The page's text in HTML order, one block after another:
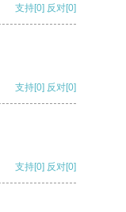
支持[0] 反对[0]
支持[0] 反对[0]
支持[0] 反对[0]